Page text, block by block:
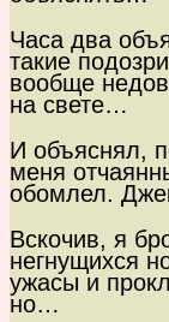
Часа два
такие
вообще
на свете…
И объяснял,
меня
обомлел.
Вскочив, я
негнущихся
ужасы и
но…